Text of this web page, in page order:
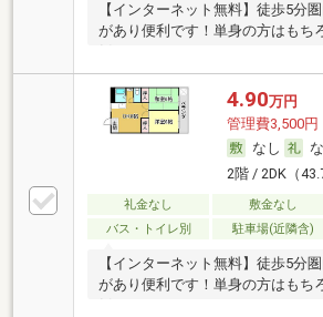
【インターネット無料】徒歩5分
があり便利です！単身の方はもち
4.90万円
管理費3,500円
なし
2階 / 2DK（
礼金なし 敷金なし
バス・トイレ別
駐車場(近隣含)
【インターネット無料】徒歩5分
があり便利です！単身の方はもち